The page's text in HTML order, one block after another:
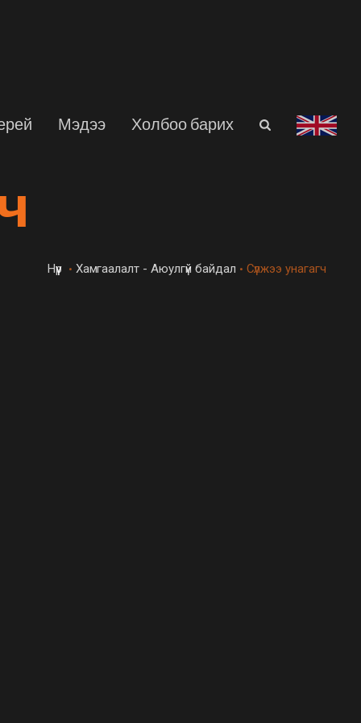
Мэдээ Холбоо барих
Нүүр • Хамгаалалт - Аюулгүй байдал • Сүлжээ унагагч